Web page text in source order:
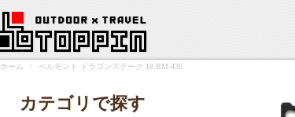
ホーム / ベルモント ドラゴンステーク 18 BM-430
カテゴリで探す